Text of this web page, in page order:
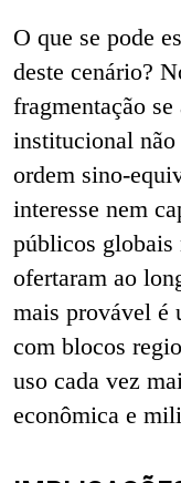
O que se pode
deste cenário?
fragmentação
institucional não
ordem sino-
interesse nem
públicos globais
ofertaram ao
mais provável é
com blocos
uso cada vez
econômica e